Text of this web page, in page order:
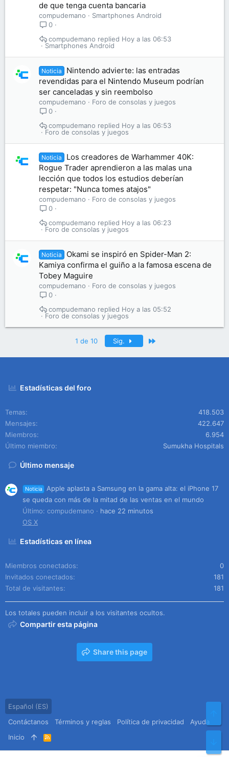
de que tenga cuenta bancaria
compudemano
Smartphones Android
0
Smartphones Android
Hoy a las 06:53
compudemano
Noticia
Nintendo advierte: las entradas
revendidas para el Nintendo Museum podrían
ser canceladas y sin reembolso
compudemano
Foro de consolas y juegos
0
Foro de consolas y juegos
Hoy a las 06:53
compudemano
Noticia
Los creadores de Warhammer 40K:
Rogue Trader aprendieron a las malas una
lección que todos los estudios deberían
respetar: "Nunca tomes atajos"
compudemano
Foro de consolas y juegos
0
Foro de consolas y juegos
Hoy a las 06:23
compudemano
Noticia
Okami se inspiró en Spider-Man 2:
Kamiya confirma el guiño a la famosa escena de
Tobey Maguire
compudemano
Foro de consolas y juegos
0
Foro de consolas y juegos
Hoy a las 05:52
compudemano
1 de 10 Sig.
Estadísticas del foro
Temas
418.503
Mensajes
422.647
Miembros
6.954
Último miembro
Sumukha Hospitals
Último mensaje
Noticia
Apple aplasta a Samsung en la gama alta: el iPhone 17
se queda con más de la mitad de las ventas en el mundo
Último: compudemano
hace 22 minutos
OS X
Estadísticas en línea
Miembros conectados
0
Invitados conectados
181
Total de visitantes
181
Los totales pueden incluir a los visitantes ocultos.
Compartir esta página
Share this page
Español (ES)
Contáctanos
Términos y reglas Política de privacidad
Ayuda
Inicio
R
S
S